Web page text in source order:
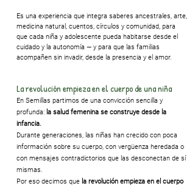
Es una experiencia que integra saberes ancestrales, arte,
medicina natural, cuentos, círculos y comunidad, para
que cada niña y adolescente pueda habitarse desde el
cuidado y la autonomía — y para que las familias
acompañen sin invadir, desde la presencia y el amor.
La revolución empieza en el cuerpo de una niña
En Semillas partimos de una convicción sencilla y
profunda: la salud femenina se construye desde la
infancia.
Durante generaciones, las niñas han crecido con poca
información sobre su cuerpo, con vergüenza heredada o
con mensajes contradictorios que las desconectan de sí
mismas.
Por eso decimos que la revolución empieza en el cuerpo